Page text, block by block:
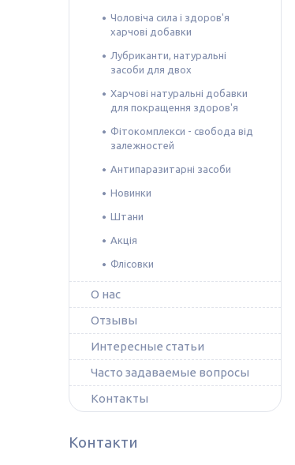
Чоловіча сила і здоров'я
харчові добавки
Лубриканти, натуральні
засоби для двох
Харчові натуральні добавки
для покращення здоров'я
Фітокомплекси - свобода від
залежностей
Антипаразитарні засоби
Новинки
Штани
Акція
Флісовки
О нас
Отзывы
Интересные статьи
Часто задаваемые вопросы
Контакты
Контакти